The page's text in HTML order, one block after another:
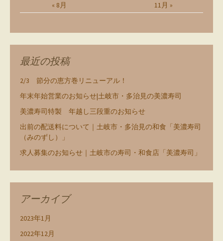
« 8月 11月 »
最近の投稿
2/3 節分の恵方巻リニューアル！
年末年始営業のお知らせ|土岐市・多治見の美濃寿司
美濃寿司特製 年越し三段重のお知らせ
出前の配送料について｜土岐市・多治見の和食「美濃寿司
（みのずし）」
求人募集のお知らせ｜土岐市の寿司・和食店「美濃寿司」
アーカイブ
2023年1月
2022年12月